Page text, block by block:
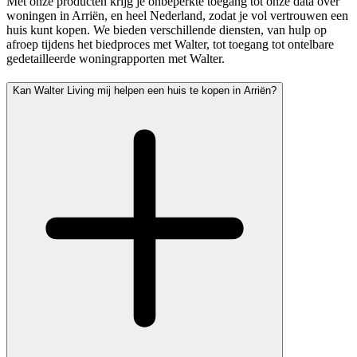
woningen in Arriën, en heel Nederland, zodat je vol vertrouwen een
huis kunt kopen. We bieden verschillende diensten, van hulp op
afroep tijdens het biedproces met Walter, tot toegang tot ontelbare
gedetailleerde woningrapporten met Walter.
Kan Walter Living mij helpen een huis te kopen in Arriën?